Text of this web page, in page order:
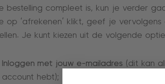
bestelling compleet is, kun je verder
op ‘afrekenen’ klikt, geef je
Je kunt kiezen uit de volgende
Inloggen met jouw e-mailadres (dit kan
account hebt);